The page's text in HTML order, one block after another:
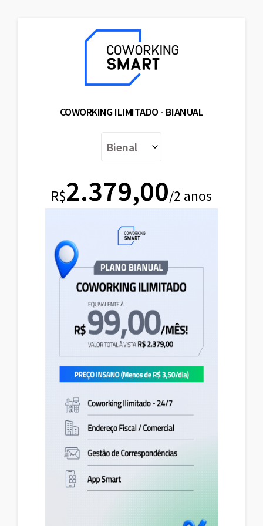
COWORKING ILIMITADO - BIANUAL
R$2.379,00/2 anos